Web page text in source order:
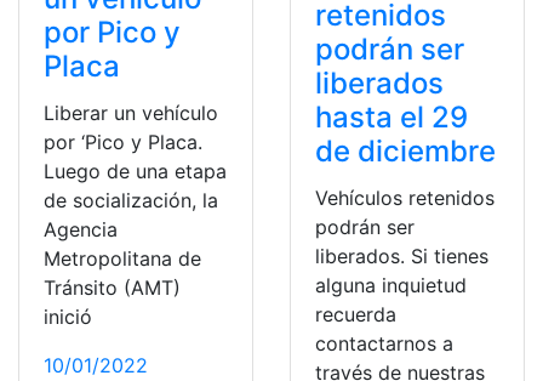
por Pico y
Placa
Liberar un vehículo
por ‘Pico y Placa.
Luego de una etapa
de socialización, la
Agencia
Metropolitana de
Tránsito (AMT)
inició
10/01/2022
retenidos
podrán ser
liberados
hasta el 29
de diciembre
Vehículos retenidos
podrán ser
liberados. Si tienes
alguna inquietud
recuerda
contactarnos a
través de nuestras